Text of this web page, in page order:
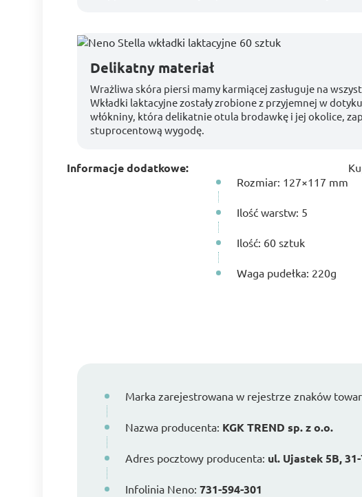
Delikatny materiał
Wrażliwa skóra piersi mamy karmiącej zasługuje na
Wkładki laktacyjne zostały zrobione z przyjemnej w
włókniny, która delikatnie otula brodawkę i jej okolice,
stuprocentową wygodę.
Informacje dodatkowe:
Rozmiar: 127×117 mm
Ilość warstw: 5
Ilość: 60 sztuk
Waga pudełka: 220g
Marka zarejestrowana w rejestrze znaków
Nazwa producenta: KGK TREND sp. z o.o.
Adres pocztowy producenta: ul. Ujastek 5B,
Infolinia Neno: 731-594-301